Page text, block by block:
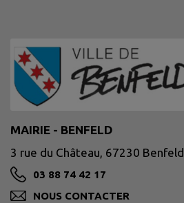
MAIRIE - BENFELD
3 rue du Château, 67230 Benfeld
03 88 74 42 17
NOUS CONTACTER